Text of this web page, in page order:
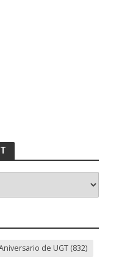
de UGT(832)